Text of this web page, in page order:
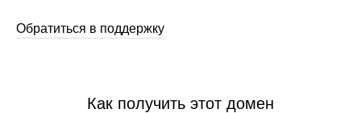
Обратиться в поддержку
Как получить этот домен